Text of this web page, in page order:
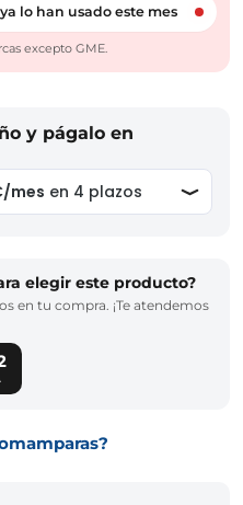
lo han usado este mes
excepto GME.
y págalo en
elegir este producto?
en tu compra. ¡Te atendemos